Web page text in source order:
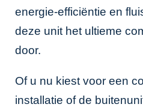
energie-efficiëntie en
deze unit het ultieme
door.
Of u nu kiest voor een
installatie of de